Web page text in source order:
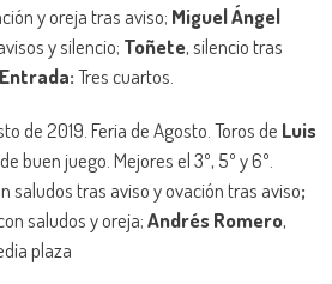
y oreja tras aviso; Miguel Ángel
y silencio; Toñete, silencio tras
Entrada:Tres cuartos.
de 2019. Feria de Agosto. Toros de Luis
buen juego. Mejores el 3º, 5º y 6º.
saludos tras aviso y ovación tras aviso;
saludos y oreja;Andrés Romero,
plaza